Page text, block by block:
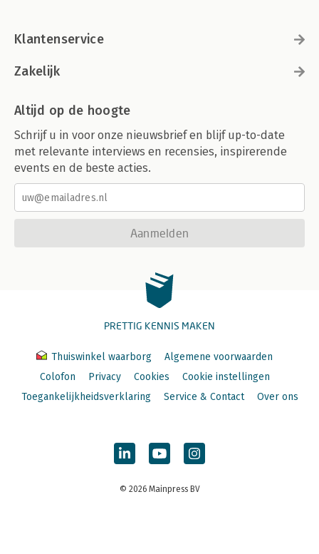
Klantenservice
Zakelijk
Altijd op de hoogte
Schrijf u in voor onze nieuwsbrief en blijf up-to-date
met relevante interviews en recensies, inspirerende
events en de beste acties.
Aanmelden
PRETTIG KENNIS MAKEN
Thuiswinkel waarborg
Algemene voorwaarden
Colofon
Privacy Cookies
Cookie instellingen
Toegankelijkheidsverklaring
Service & Contact Over ons
© 2026 Mainpress BV